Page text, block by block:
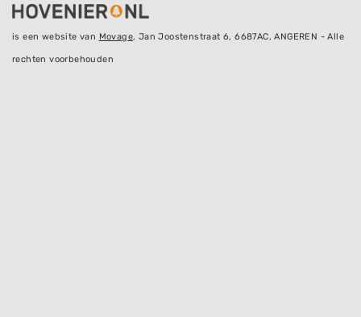
is een website van Movage, Jan Joostenstraat 6, 6687AC, ANGEREN - Alle
rechten voorbehouden